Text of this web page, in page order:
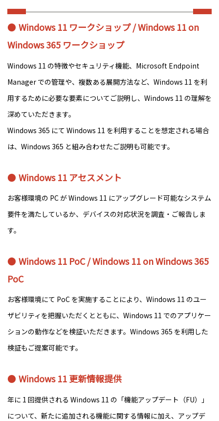
Windows 11 ワークショップ / Windows 11 on
Windows 365 ワークショップ
Windows 11 の特徴やセキュリティ機能、Microsoft Endpoint
Manager での管理や、複数ある展開方法など、Windows 11 を利
用するために必要な要素についてご説明し、Windows 11 の理解を
深めていただきます。
Windows 365 にて Windows 11 を利用することを想定される場合
は、Windows 365 と組み合わせたご説明も可能です。
Windows 11 アセスメント
お客様環境の PC が Windows 11 にアップグレード可能なシステム
要件を満たしているか、デバイスの対応状況を調査・ご報告しま
す。
Windows 11 PoC / Windows 11 on Windows 365
PoC
お客様環境にて PoC を実施することにより、Windows 11 のユー
ザビリティを把握いただくとともに、Windows 11 でのアプリケー
ションの動作などを検証いただきます。Windows 365 を利用した
検証もご提案可能です。
Windows 11 更新情報提供
年に 1 回提供される Windows 11 の「機能アップデート（FU）」
について、新たに追加される機能に関する情報に加え、アップデ